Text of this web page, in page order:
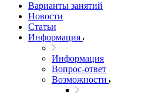
Варианты занятий
Новости
Статьи
Информация
Информация
Вопрос-ответ
Возможности